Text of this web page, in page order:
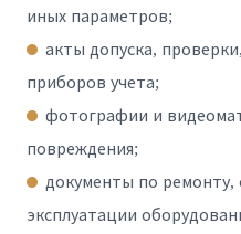
иных параметров;
акты допуска,
приборов учета;
фотографии и
повреждения;
документы по
эксплуатации